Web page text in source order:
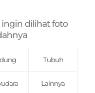
ingin dilihat foto
Tubuh
Lainnya